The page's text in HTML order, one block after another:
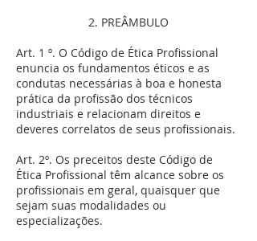
2. PREÂMBULO
Art. 1 º. O Código de Ética Profissional
enuncia os fundamentos éticos e as
condutas necessárias à boa e honesta
prática da profissão dos técnicos
industriais e relacionam direitos e
deveres correlatos de seus profissionais.
Art. 2º. Os preceitos deste Código de
Ética Profissional têm alcance sobre os
profissionais em geral, quaisquer que
sejam suas modalidades ou
especializações.